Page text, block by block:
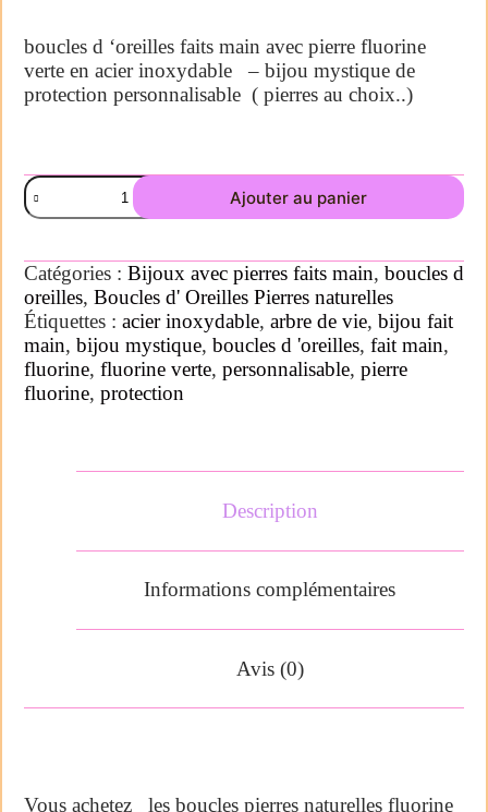
boucles d ‘oreilles faits main avec pierre fluorine
verte en acier inoxydable – bijou mystique de
protection personnalisable ( pierres au choix..)
Ajouter au panier
Catégories : Bijoux avec pierres faits main, boucles d
oreilles, Boucles d' Oreilles Pierres naturelles
Étiquettes : acier inoxydable, arbre de vie, bijou fait
main, bijou mystique, boucles d 'oreilles, fait main,
fluorine, fluorine verte, personnalisable, pierre
fluorine, protection
Description
Informations complémentaires
Avis (0)
Vous achetez les boucles pierres naturelles fluorine